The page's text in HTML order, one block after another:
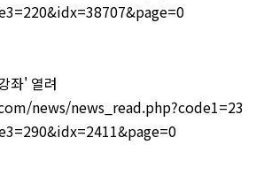
좌' 열려
news/news_read.php?code1=23